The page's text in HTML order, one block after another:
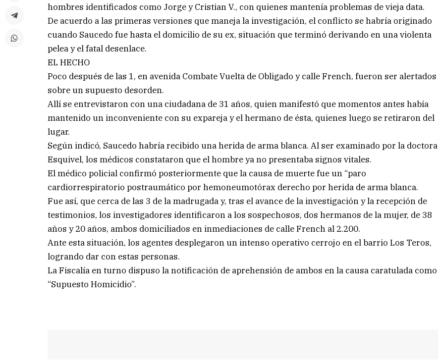
hombres identificados como Jorge y Cristian V., con quienes mantenía problemas de vieja data.
De acuerdo a las primeras versiones que maneja la investigación, el conflicto se habría originado
cuando Saucedo fue hasta el domicilio de su ex, situación que terminó derivando en una violenta
pelea y el fatal desenlace.
EL HECHO
Poco después de las 1, en avenida Combate Vuelta de Obligado y calle French, fueron ser alertados
sobre un supuesto desorden.
Allí se entrevistaron con una ciudadana de 31 años, quien manifestó que momentos antes había
mantenido un inconveniente con su expareja y el hermano de ésta, quienes luego se retiraron del
lugar.
Según indicó, Saucedo habría recibido una herida de arma blanca. Al ser examinado por la doctora
Esquivel, los médicos constataron que el hombre ya no presentaba signos vitales.
El médico policial confirmó posteriormente que la causa de muerte fue un “paro
cardiorrespiratorio postraumático por hemoneumotórax derecho por herida de arma blanca.
Fue así, que cerca de las 3 de la madrugada y, tras el avance de la investigación y la recepción de
testimonios, los investigadores identificaron a los sospechosos, dos hermanos de la mujer, de 38
años y 20 años, ambos domiciliados en inmediaciones de calle French al 2.200.
Ante esta situación, los agentes desplegaron un intenso operativo cerrojo en el barrio Los Teros,
logrando dar con estas personas.
La Fiscalía en turno dispuso la notificación de aprehensión de ambos en la causa caratulada como
“Supuesto Homicidio”.